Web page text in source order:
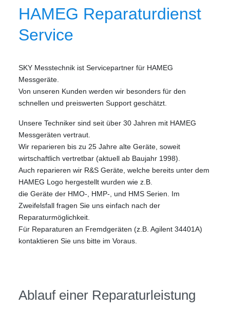
HAMEG Reparaturdienst
Service
SKY Messtechnik ist Servicepartner für HAMEG
Messgeräte.
Von unseren Kunden werden wir besonders für den
schnellen und preiswerten Support geschätzt.
Unsere Techniker sind seit über 30 Jahren mit HAMEG
Messgeräten vertraut.
Wir reparieren bis zu 25 Jahre alte Geräte, soweit
wirtschaftlich vertretbar (aktuell ab Baujahr 1998).
Auch reparieren wir R&S Geräte, welche bereits unter dem
HAMEG Logo hergestellt wurden wie z.B.
die Geräte der HMO-, HMP-, und HMS Serien. Im
Zweifelsfall fragen Sie uns einfach nach der
Reparaturmöglichkeit.
Für Reparaturen an Fremdgeräten (z.B. Agilent 34401A)
kontaktieren Sie uns bitte im Voraus.
Ablauf einer Reparaturleistung